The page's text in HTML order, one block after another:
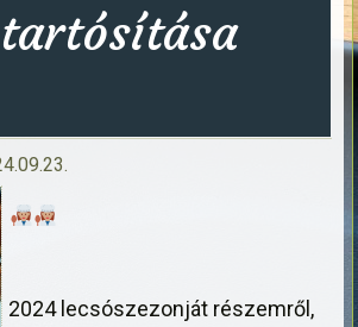
2024 lecsószezonját részemről,